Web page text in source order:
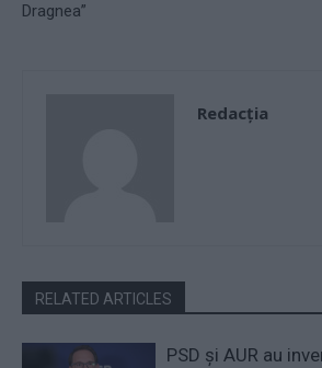
Dragnea”
Redacţia
RELATED ARTICLES
PSD și AUR au